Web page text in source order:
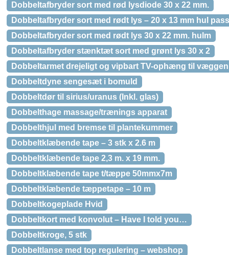
Dobbeltafbryder sort med rød lysdiode 30 x 22 mm.
Dobbeltafbryder sort med rødt lys – 20 x 13 mm hul
Dobbeltafbryder sort med rødt lys 30 x 22 mm. hulm
Dobbeltafbryder stænktæt sort med grønt lys 30 x 2
Dobbeltarmet drejeligt og vipbart TV-ophæng til væggen
Dobbeltdyne sengesæt i bomuld
Dobbeltdør til sirius/uranus (Inkl. glas)
Dobbelthage massage/trænings apparat
Dobbelthjul med bremse til plantekummer
Dobbeltklæbende tape – 3 stk x 2.6 m
Dobbeltklæbende tape 2,3 m. x 19 mm.
Dobbeltklæbende tape t/tæppe 50mmx7m
Dobbeltklæbende tæppetape – 10 m
Dobbeltkogeplade Hvid
Dobbeltkort med konvolut – Have I told you…
Dobbeltkroge, 5 stk
Dobbeltlanse med top regulering – webshop